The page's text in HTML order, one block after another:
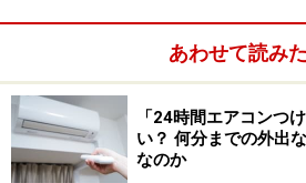
でもちょっと田舎に引っ込んだよ
そういう商品のニーズが少ないか
ってないです。逆に都心に近い店
な物も買い取ったりします。ちょ
ンのものとかアニマル柄の服とかね
あわせて読み
「24時間エアコンつ
い？ 何分までの外出
なのか